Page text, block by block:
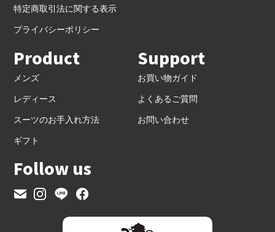
特定商取引法に関する表示
プライバシーポリシー
Product
メンズ
レディース
スーツのお手入れ方法
ギフト
Support
お買い物ガイド
よくあるご質問
お問い合わせ
Follow us